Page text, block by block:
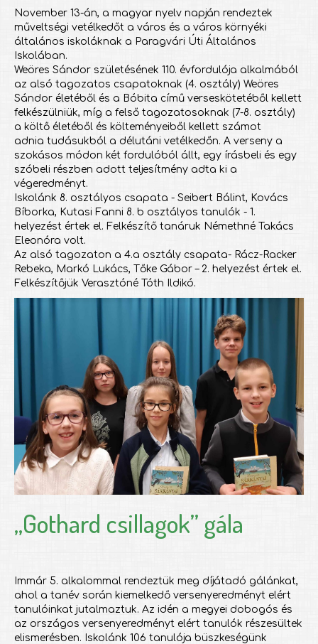
November 13-án, a magyar nyelv napján rendeztek
műveltségi vetélkedőt a város és a város környéki
általános iskoláknak a Paragvári Úti Általános
Iskolában.
Weöres Sándor születésének 110. évfordulója alkalmából
az alsó tagozatos csapatoknak (4. osztály) Weöres
Sándor életéből és a Bóbita című verseskötetéből kellett
felkészülniük, míg a felső tagozatosoknak (7-8. osztály)
a költő életéből és költeményeiből kellett számot
adnia tudásukból a délutáni vetélkedőn. A verseny a
szokásos módon két fordulóból állt, egy írásbeli és egy
szóbeli részben adott teljesítmény adta ki a
végeredményt.
Iskolánk 8. osztályos csapata - Seibert Bálint, Kovács
Bíborka, Kutasi Fanni 8. b osztályos tanulók - 1.
helyezést értek el. Felkészítő tanáruk Némethné Takács
Eleonóra volt.
Az alsó tagozaton a 4.a osztály csapata- Rácz-Racker
Rebeka, Markó Lukács, Tőke Gábor – 2. helyezést értek el.
Felkészítőjük Verasztóné Tóth Ildikó.
„Gothard csillagok” gála
Immár 5. alkalommal rendeztük meg díjátadó gálánkat,
ahol a tanév során kiemelkedő versenyeredményt elért
tanulóinkat jutalmaztuk. Az idén a megyei dobogós és
az országos versenyeredményt elért tanulók részesültek
elismerésben. Iskolánk 106 tanulója büszkeségünk